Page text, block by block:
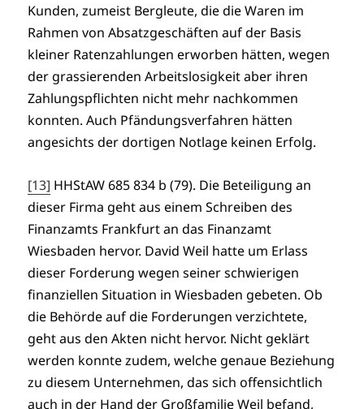
Kunden, zumeist Bergleute, die die Waren im
Rahmen von Absatzgeschäften auf der Basis
kleiner Ratenzahlungen erworben hätten, wegen
der grassierenden Arbeitslosigkeit aber ihren
Zahlungspflichten nicht mehr nachkommen
konnten. Auch Pfändungsverfahren hätten
angesichts der dortigen Notlage keinen Erfolg.
[13] HHStAW 685 834 b (79). Die Beteiligung an
dieser Firma geht aus einem Schreiben des
Finanzamts Frankfurt an das Finanzamt
Wiesbaden hervor. David Weil hatte um Erlass
dieser Forderung wegen seiner schwierigen
finanziellen Situation in Wiesbaden gebeten. Ob
die Behörde auf die Forderungen verzichtete,
geht aus den Akten nicht hervor. Nicht geklärt
werden konnte zudem, welche genaue Beziehung
zu diesem Unternehmen, das sich offensichtlich
auch in der Hand der Großfamilie Weil befand,